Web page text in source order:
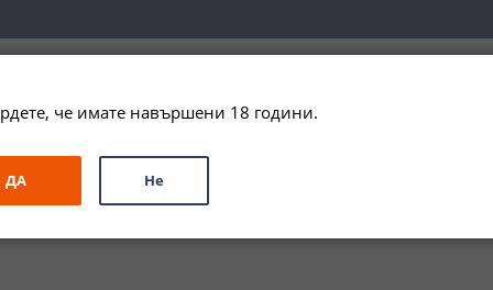
ЗА ПОДАРЪК ПРОМО СПЕЦИАЛНИ ПРЕДЛОЖЕНИЯ
Трии / Sauvignon Blanc Talking Tree
че имате навършени 18 години.
ДА Не